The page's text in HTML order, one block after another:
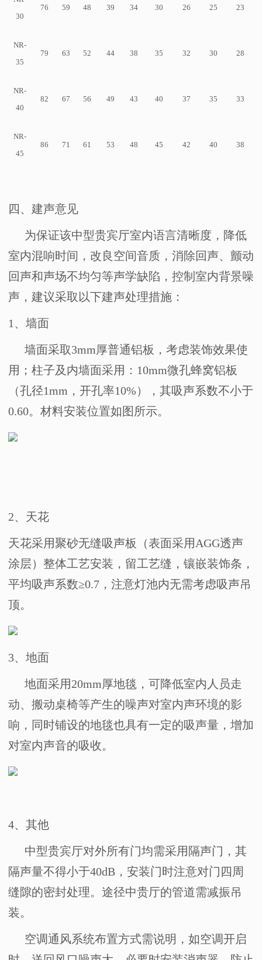
30
76 59 48 39 34 30 26 25 23
NR-
35
79 63 52 44 38 35 32 30 28
NR-
40
82 67 56 49 43 40 37 35 33
NR-
45
86 71 61 53 48 45 42 40 38
四、 建声意见
为保证该中型贵宾厅室内语言清晰度，降低
室内混响时间，改良空间音质，消除回声、颤动
回声和声场不均匀等声学缺陷，控制室内背景噪
声，建议采取以下建声处理措施：
1、墙面
墙面采取3mm厚普通铝板，考虑装饰效果使
用；柱子及内墙面采用： 10mm微孔蜂窝铝板
（孔径1mm ，开孔率10%），其吸声系数不小于
0.60。材料安装位置如图所示。
2、天花
天花采用聚砂无缝吸声板（表面采用AGG透声
涂层）整体工艺安装，留工艺缝，镶嵌装饰条，
平均吸声系数≥0.7，注意灯池内无需考虑吸声吊
顶。
3、地面
地面采用20mm厚地毯，可降低室内人员走
动、搬动桌椅等产生的噪声对室内声环境的影
响，同时铺设的地毯也具有一定的吸声量，增加
对室内声音的吸收。
4、其他
中型贵宾厅对外所有门均需采用隔声门，其
隔声量不得小于40dB，安装门时注意对门四周
缝隙的密封处理。途径中贵厅的管道需减振吊
装。
空调通风系统布置方式需说明，如空调开启